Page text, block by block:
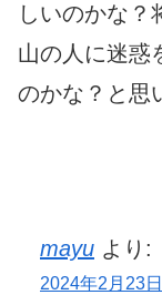
しいのかな？
山の人に迷惑
のかな？と思
mayu より:
2024年2月23